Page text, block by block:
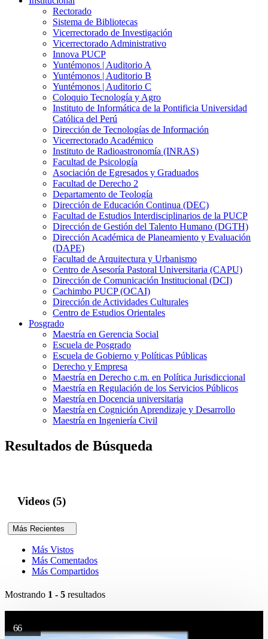
Rectorado
Sistema de Bibliotecas
Vicerrectorado de Investigación
Vicerrectorado Administrativo
Innova PUCP
Yuntémonos | Auditorio A
Yuntémonos | Auditorio B
Yuntémonos | Auditorio C
Coloquio Tecnología y Agro
Instituto de Informática de la Pontificia Universidad
Católica del Perú
Dirección de Tecnologías de Información
Vicerrectorado Académico
Instituto de Radioastronomía (INRAS)
Facultad de Psicología
Asociación de Egresados y Graduados
Facultad de Derecho 2
Departamento de Teología
Dirección de Educación Continua (DEC)
Facultad de Estudios Interdisciplinarios de la PUCP
Dirección de Gestión del Talento Humano (DGTH)
Dirección Académica de Planeamiento y Evaluación
(DAPE)
Facultad de Arquitectura y Urbanismo
Centro de Asesoría Pastoral Universitaria (CAPU)
Dirección de Comunicación Institucional (DCI)
Cachimbo PUCP (OCAI)
Dirección de Actividades Culturales
Centro de Estudios Orientales
Posgrado
Maestría en Gerencia Social
Escuela de Posgrado
Escuela de Gobierno y Políticas Públicas
Derecho y Empresa
Maestría en Derecho c.m. en Política Jurisdiccional
Maestría en Regulación de los Servicios Públicos
Maestría en Docencia universitaria
Maestría en Cognición Aprendizaje y Desarrollo
Maestría en Ingeniería Civil
Resultados de Búsqueda
Videos (5)
Más Recientes
Más Vistos
Más Comentados
Más Compartidos
Mostrando 1 - 5 resultados
66